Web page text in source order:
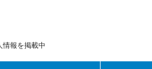
情報を掲載中